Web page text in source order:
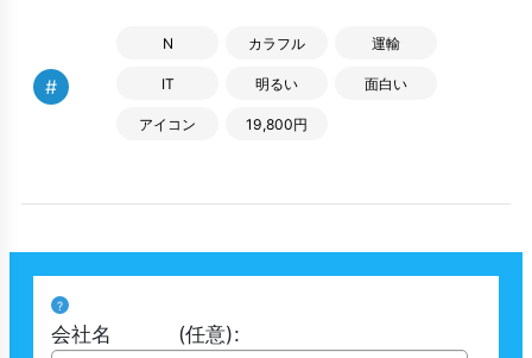
#
N カラフル 運輸
IT 明るい 面白い
アイコン 19,800円
?
会社名 (任意):